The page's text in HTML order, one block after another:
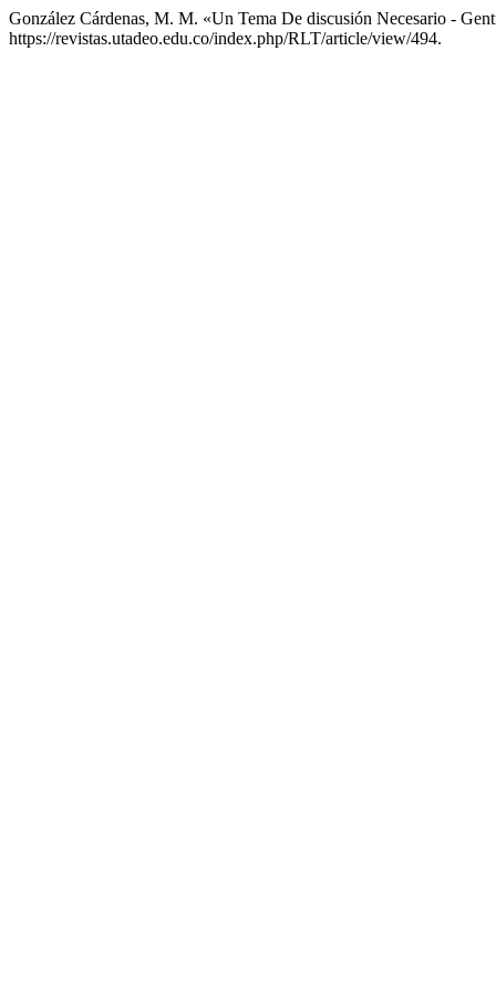
González Cárdenas, M. M. «Un Tema De discusión Necesario -
https://revistas.utadeo.edu.co/index.php/RLT/article/view/494.